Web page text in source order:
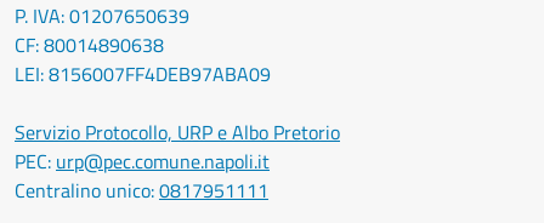
P. IVA: 01207650639
CF: 80014890638
LEI: 8156007FF4DEB97ABA09
Servizio Protocollo, URP e Albo Pretorio
PEC: urp@pec.comune.napoli.it
Centralino unico:0817951111